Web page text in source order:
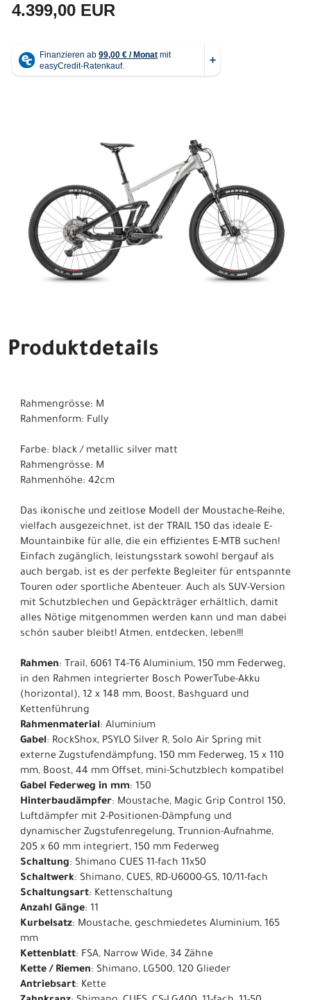
4.399,00 EUR
Produktdetails
Rahmengrösse: M
Rahmenform: Fully
Farbe: black / metallic silver matt
Rahmengrösse: M
Rahmenhöhe: 42cm
Das ikonische und zeitlose Modell der Moustache-Reihe,
vielfach ausgezeichnet, ist der TRAIL 150 das ideale E-
Mountainbike für alle, die ein effizientes E-MTB suchen!
Einfach zugänglich, leistungsstark sowohl bergauf als
auch bergab, ist es der perfekte Begleiter für entspannte
Touren oder sportliche Abenteuer. Auch als SUV-Version
mit Schutzblechen und Gepäckträger erhältlich, damit
alles Nötige mitgenommen werden kann und man dabei
schön sauber bleibt! Atmen, entdecken, leben!!!
Rahmen: Trail, 6061 T4-T6 Aluminium, 150 mm Federweg,
in den Rahmen integrierter Bosch PowerTube-Akku
(horizontal), 12 x 148 mm, Boost, Bashguard und
Kettenführung
Rahmenmaterial: Aluminium
Gabel: RockShox, PSYLO Silver R, Solo Air Spring mit
externe Zugstufendämpfung, 150 mm Federweg, 15 x 110
mm, Boost, 44 mm Offset, mini-Schutzblech kompatibel
Gabel Federweg in mm: 150
Hinterbaudämpfer: Moustache, Magic Grip Control 150,
Luftdämpfer mit 2-Positionen-Dämpfung und
dynamischer Zugstufenregelung, Trunnion-Aufnahme,
205 x 60 mm integriert, 150 mm Federweg
Schaltung: Shimano CUES 11-fach 11x50
Schaltwerk: Shimano, CUES, RD-U6000-GS, 10/11-fach
Schaltungsart: Kettenschaltung
Anzahl Gänge: 11
Kurbelsatz: Moustache, geschmiedetes Aluminium, 165
mm
Kettenblatt: FSA, Narrow Wide, 34 Zähne
Kette / Riemen: Shimano, LG500, 120 Glieder
Antriebsart: Kette